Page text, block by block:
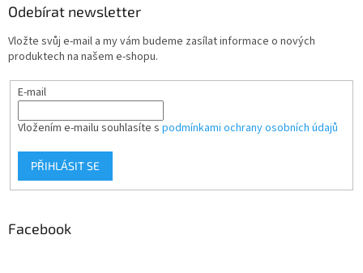
Odebírat newsletter
Vložte svůj e-mail a my vám budeme zasílat informace o nových
produktech na našem e-shopu.
E-mail
Vložením e-mailu souhlasíte s podmínkami ochrany osobních údajů
PŘIHLÁSIT SE
Facebook